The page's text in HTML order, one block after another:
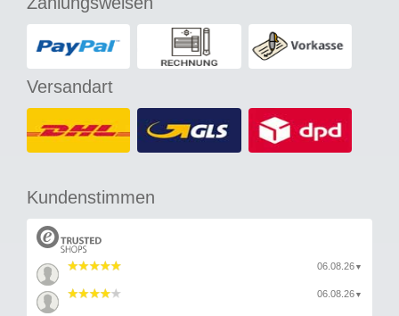
Versandart
Kundenstimmen
06.08.26 ▼
06.08.26 ▼